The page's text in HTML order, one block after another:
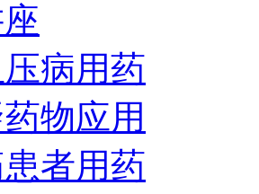
病用药
物应用
者用药